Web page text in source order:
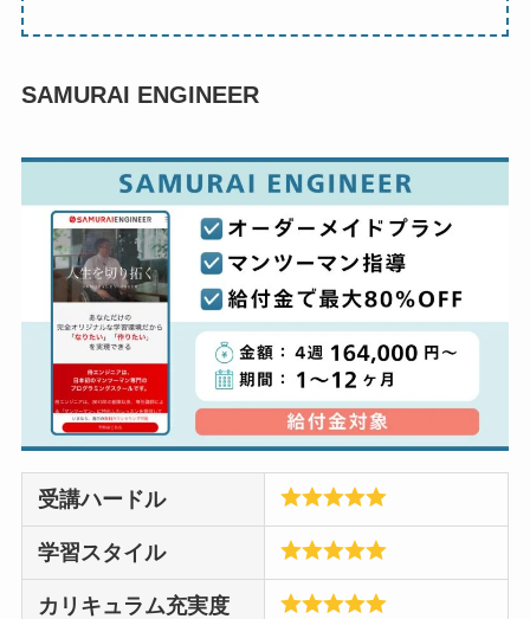
SAMURAI ENGINEER
受講ハードル
学習スタイル
カリキュラム充実度